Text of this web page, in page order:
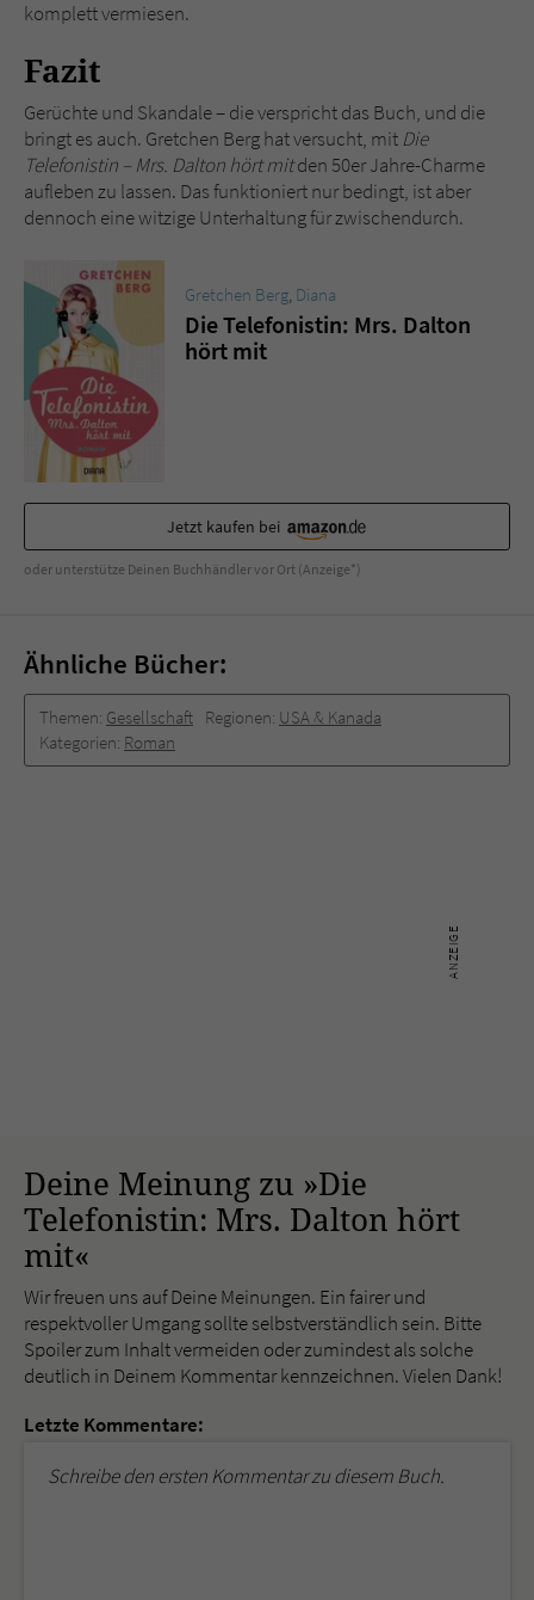
komplett vermiesen.
Fazit
Gerüchte und Skandale – die verspricht das Buch, und die
bringt es auch. Gretchen Berg hat versucht, mit Die
Telefonistin – Mrs. Dalton hört mitden 50er Jahre-Charme
aufleben zu lassen. Das funktioniert nur bedingt, ist aber
dennoch eine witzige Unterhaltung für zwischendurch.
Gretchen Berg, Diana
Die Telefonistin: Mrs. Dalton
hört mit
Jetzt kaufen bei
oder unterstütze Deinen Buchhändler vor Ort (Anzeige*)
Ähnliche Bücher:
Themen: Gesellschaft Regionen: USA & Kanada
Kategorien: Roman
Deine Meinung zu »Die
Telefonistin: Mrs. Dalton hört
mit«
Wir freuen uns auf Deine Meinungen. Ein fairer und
respektvoller Umgang sollte selbstverständlich sein. Bitte
Spoiler zum Inhalt vermeiden oder zumindest als solche
deutlich in Deinem Kommentar kennzeichnen. Vielen Dank!
Letzte Kommentare:
Schreibe den ersten Kommentar zu diesem Buch.